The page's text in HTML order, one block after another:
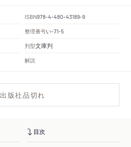
ISBN978-4-480-43189-9
整理番号い-71-5
判型文庫判
解説
出版社品切れ
目次